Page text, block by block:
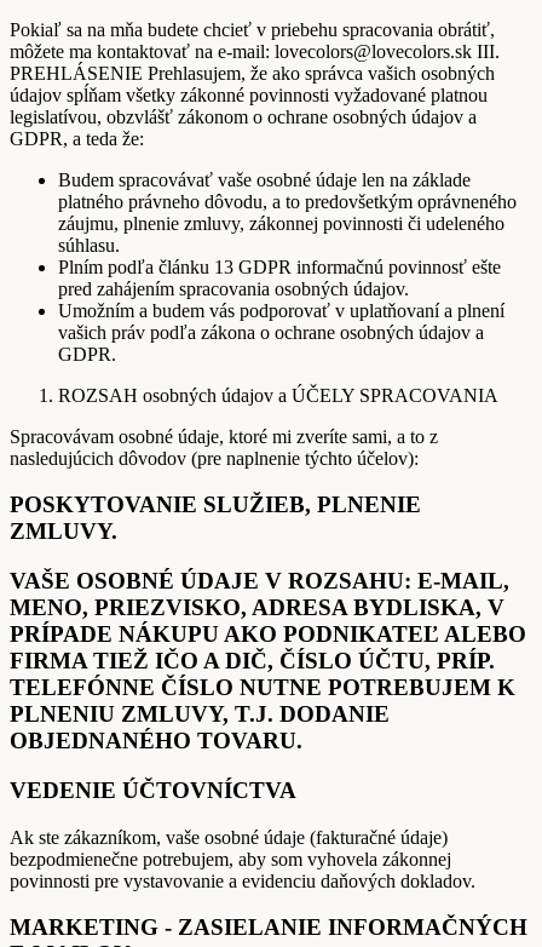
Pokiaľ sa na mňa budete chcieť v priebehu spracovania obrátiť,
môžete ma kontaktovať na e-mail: lovecolors@lovecolors.sk III.
PREHLÁSENIE Prehlasujem, že ako správca vašich osobných
údajov spĺňam všetky zákonné povinnosti vyžadované platnou
legislatívou, obzvlášť zákonom o ochrane osobných údajov a
GDPR, a teda že:
Budem spracovávať vaše osobné údaje len na základe
platného právneho dôvodu, a to predovšetkým oprávneného
záujmu, plnenie zmluvy, zákonnej povinnosti či udeleného
súhlasu.
Plním podľa článku 13 GDPR informačnú povinnosť ešte
pred zahájením spracovania osobných údajov.
Umožním a budem vás podporovať v uplatňovaní a plnení
vašich práv podľa zákona o ochrane osobných údajov a
GDPR.
ROZSAH osobných údajov a ÚČELY SPRACOVANIA
Spracovávam osobné údaje, ktoré mi zveríte sami, a to z
nasledujúcich dôvodov (pre naplnenie týchto účelov):
POSKYTOVANIE SLUŽIEB, PLNENIE
ZMLUVY.
VAŠE OSOBNÉ ÚDAJE V ROZSAHU: E-MAIL,
MENO, PRIEZVISKO, ADRESA BYDLISKA, V
PRÍPADE NÁKUPU AKO PODNIKATEĽ ALEBO
FIRMA TIEŽ IČO A DIČ, ČÍSLO ÚČTU, PRÍP.
TELEFÓNNE ČÍSLO NUTNE POTREBUJEM K
PLNENIU ZMLUVY, T.J. DODANIE
OBJEDNANÉHO TOVARU.
VEDENIE ÚČTOVNÍCTVA
Ak ste zákazníkom, vaše osobné údaje (fakturačné údaje)
bezpodmienečne potrebujem, aby som vyhovela zákonnej
povinnosti pre vystavovanie a evidenciu daňových dokladov.
MARKETING - ZASIELANIE INFORMAČNÝCH